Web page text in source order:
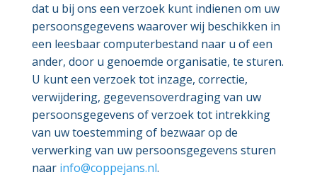
dat u bij ons een verzoek kunt indienen om uw
persoonsgegevens waarover wij beschikken in
een leesbaar computerbestand naar u of een
ander, door u genoemde organisatie, te sturen.
U kunt een verzoek tot inzage, correctie,
verwijdering, gegevensoverdraging van uw
persoonsgegevens of verzoek tot intrekking
van uw toestemming of bezwaar op de
verwerking van uw persoonsgegevens sturen
naar info@coppejans.nl.